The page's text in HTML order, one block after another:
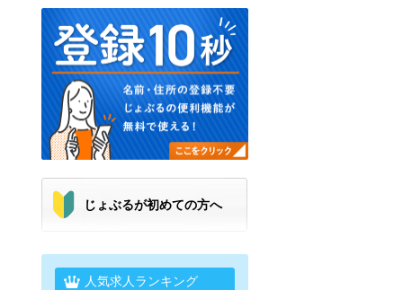
じょぶるが初めての方へ
人気求人ランキング